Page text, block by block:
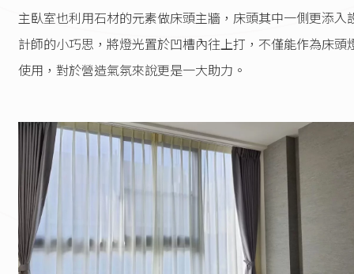
主臥室也利用石材的元素做床頭主牆，床頭其中一側更添入
計師的小巧思，將燈光置於凹槽內往上打，不僅能作為床頭
使用，對於營造氣氛來說更是一大助力。